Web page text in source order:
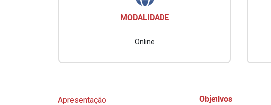
MODALIDADE
Online
Apresentação Objetivos